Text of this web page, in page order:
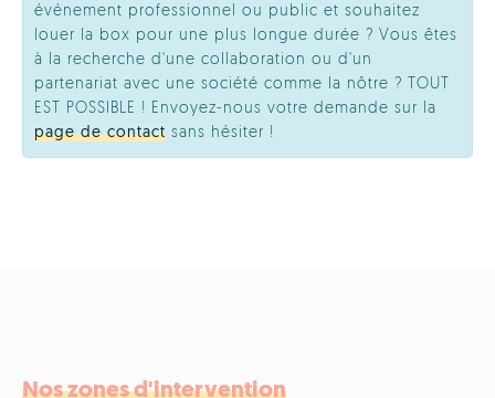
événement professionnel ou public et souhaitez
louer la box pour une plus longue durée ? Vous êtes
à la recherche d'une collaboration ou d'un
partenariat avec une société comme la nôtre ? TOUT
EST POSSIBLE ! Envoyez-nous votre demande sur la
page de contact sans hésiter !
Nos zones d'intervention